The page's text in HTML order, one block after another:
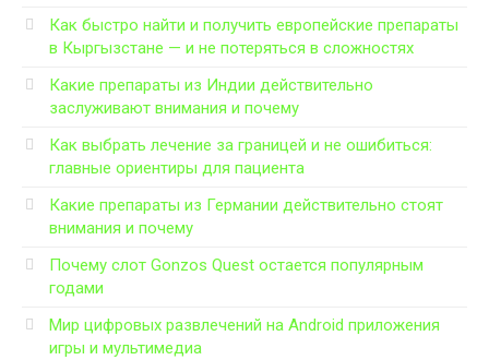
Как быстро найти и получить европейские препараты
в Кыргызстане — и не потеряться в сложностях
Какие препараты из Индии действительно
заслуживают внимания и почему
Как выбрать лечение за границей и не ошибиться:
главные ориентиры для пациента
Какие препараты из Германии действительно стоят
внимания и почему
Почему слот Gonzos Quest остается популярным
годами
Мир цифровых развлечений на Android приложения
игры и мультимедиа